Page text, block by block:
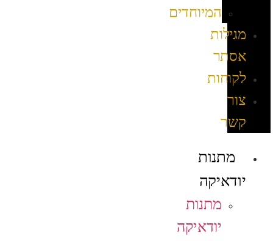
המיוחדים
מגילות
אסתר
לקוחות
צור
קשר
מתנות
יודאיקה
מתנות
יודאיקה